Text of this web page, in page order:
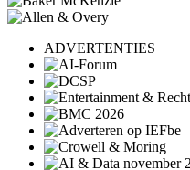
ADVERTENTIES